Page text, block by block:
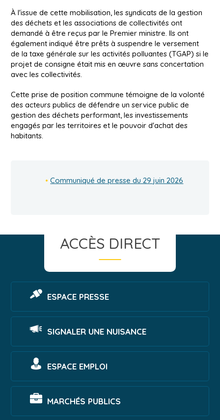
À l'issue de cette mobilisation, les syndicats de la gestion
des déchets et les associations de collectivités ont
demandé à être reçus par le Premier ministre. Ils ont
également indiqué être prêts à suspendre le versement
de la taxe générale sur les activités polluantes (TGAP) si le
projet de consigne était mis en œuvre sans concertation
avec les collectivités.
Cette prise de position commune témoigne de la volonté
des acteurs publics de défendre un service public de
gestion des déchets performant, les investissements
engagés par les territoires et le pouvoir d'achat des
habitants.
Communiqué de presse du 29 juin 2026
ACCÈS DIRECT
ESPACE PRESSE
SIGNALER UNE NUISANCE
ESPACE EMPLOI
MARCHÉS PUBLICS